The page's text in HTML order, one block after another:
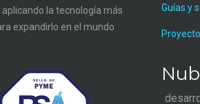
la tecnología más
expandirlo en el mundo
Guías y